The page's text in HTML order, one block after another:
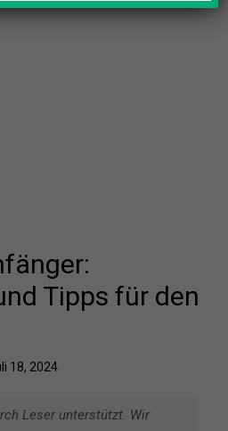
Tipps für den
18, 2024
Leser unterstützt. Wir